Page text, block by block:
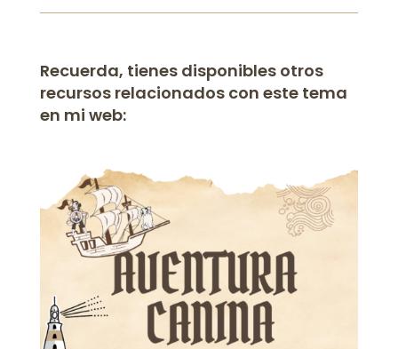
Recuerda, tienes disponibles otros
recursos relacionados con este tema
en mi web: